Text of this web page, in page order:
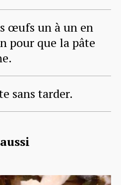
œufs un à un en
pour que la pâte
sans tarder.